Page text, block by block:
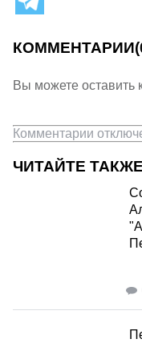
КОММЕНТАРИИ
Вы можете оставить
Комментарии
ЧИТАЙТЕ ТАКЖЕ